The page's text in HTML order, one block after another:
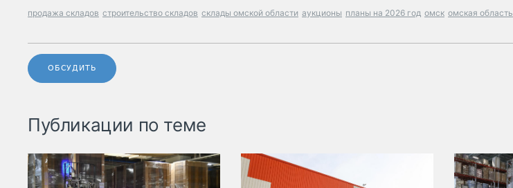
продажа складов строительство складов склады омской области аукционы планы на 2026 год омск омская область
ОБСУДИТЬ
Публикации по теме